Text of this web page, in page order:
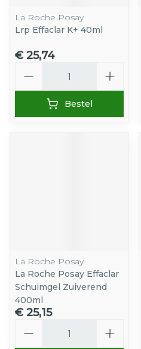
La Roche Posay
Lrp Effaclar K+ 40ml
€ 25,74
Bestel
La Roche Posay
La Roche Posay Effaclar
Schuimgel Zuiverend
400ml
€ 25,15